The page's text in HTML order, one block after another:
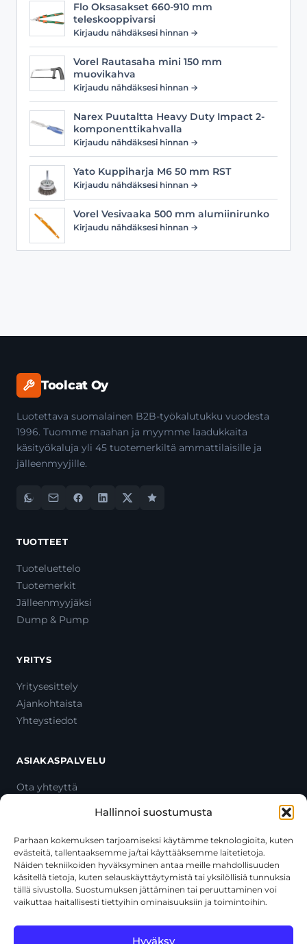
Hallinnoi suostumusta
Parhaan kokemuksen tarjoamiseksi käytämme teknologioita, kuten
evästeitä, tallentaaksemme ja/tai käyttääksemme laitetietoja.
Näiden tekniikoiden hyväksyminen antaa meille mahdollisuuden
käsitellä tietoja, kuten selauskäyttäytymistä tai yksilöllisiä tunnuksia
tällä sivustolla. Suostumuksen jättäminen tai peruuttaminen voi
vaikuttaa haitallisesti tiettyihin ominaisuuksiin ja toimintoihin.
Hyväksy
Flo Oksasakset 660-910 mm
teleskooppivarsi
Kirjaudu nähdäksesi hinnan →
Vorel Rautasaha mini 150 mm
muovikahva
Kirjaudu nähdäksesi hinnan →
Narex Puutaltta Heavy Duty Impact 2-
komponenttikahvalla
Kirjaudu nähdäksesi hinnan →
Yato Kuppiharja M6 50 mm RST
Kirjaudu nähdäksesi hinnan →
Vorel Vesivaaka 500 mm alumiinirunko
Kirjaudu nähdäksesi hinnan →
Toolcat Oy
Luotettava suomalainen B2B-työkalutukku vuodesta
1996. Tuomme maahan ja myymme laadukkaita
käsityökaluja yli 45 tuotemerkiltä ammattilaisille ja
jälleenmyyjille.
TUOTTEET
Tuoteluettelo
Tuotemerkit
Jälleenmyyjäksi
Dump & Pump
YRITYS
Yritysesittely
Ajankohtaista
Yhteystiedot
ASIAKASPALVELU
Ota yhteyttä
Toimitustavat
Usein kysytyt kysymykset
+358 44 270 3795
asiakaspalvelu@toolcat.fi